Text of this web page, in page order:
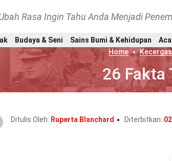
Rasa Ingin Tahu Anda Menjadi
Budaya & Seni Sains Bumi & Kehidupan
Home
26 Fakta
Ditulis Oleh: Ruperta Blanchard Diterbitkan: